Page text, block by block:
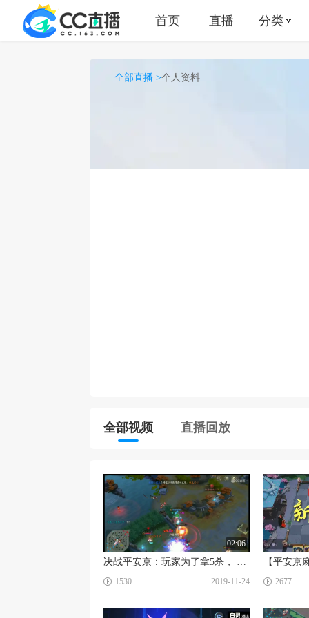
首页 直播 分类
全部直播 >个人资料
全部视频 直播回放
☑
02:06
决战平安京：玩家为了拿5杀， 差点被噎死！当前版本“射手之王”很轻松
1530 2019-11-24
☑
2677